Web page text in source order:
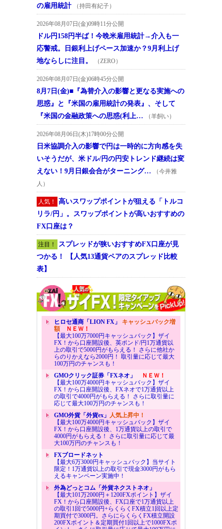
の雇用統計
（持田有紀子）
2026年08月07日(金)09時11分公開
ドル円158円半ば！今晩米雇用統計→介入も一
応警戒。日銀利上げペース加速か？9月利上げ
地ならしに注目。
（ZERO）
2026年08月07日(金)06時45分公開
8月7日(金)■『為替介入の影響と更なる実施への
思惑』と『米国の雇用統計の発表』、そして
『米国の金融政策への思惑(利上…
（羊飼い）
2026年08月06日(木)17時00分公開
日米協調介入の影響で円は一時的に方向感を失
いそうだが、米ドル/円の円安トレンド継続は変
えない！9月日銀会合がターニング…
（今井雅
人）
人気！
高いスワップポイントが狙える「トルコ
リラ/円」。スワップポイントが高いおすすめの
FX口座は？
注目！
スプレッドが狭いおすすめFX口座が見
つかる！ 【人気13通貨ペアのスプレッド比較
表】
ヒロセ通商「LION FX」 キャッシュバック増
額ＮＥＷ！
【最大100万7000円キャッシュバック】ザイ
FX！から口座開設後、英ポンド/円1万通貨以
上の取引で5000円がもらえる！ さらに他社か
らのりかえなら2000円！ 取引量に応じて最大
100万円のチャンスも！
GMOクリック証券「FXネオ」
ＮＥＷ！
【最大100万4000円キャッシュバック】ザイ
FX！から口座開設後、FXネオで1万通貨以上
の取引で4000円がもらえる！ さらに取引量に
応じて最大100万円のチャンスも！
GMO外貨「外貨ex」 人気上昇中！
【最大100万4000円キャッシュバック】ザイ
FX！から口座開設後、1万通貨以上の取引で
4000円がもらえる！ さらに取引量に応じて最
大100万円のチャンスも！
FXブロードネット
【最大6万3000円キャッシュバック】当サイト
限定！1万通貨以上の取引で現金3000円がもら
えるキャンペーン実施中！
外為どっとコム「外貨ネクストネオ」
【最大101万2000円＋1200FXポイント】ザイ
FX！から口座開設後、FX口座で1万通貨以上
の取引1回で5000円+らくらくFX積立1回以上定
期買付で3000円。さらにらくらくFX積立開設
200FXポイント＆定期買付1回以上で1000FXポ